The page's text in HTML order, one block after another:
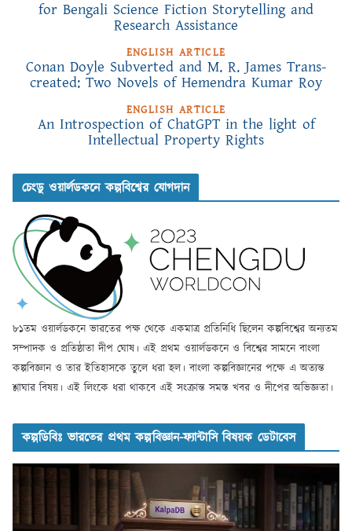
for Bengali Science Fiction Storytelling and
Research Assistance
ENGLISH ARTICLE
Conan Doyle Subverted and M. R. James Trans-
created: Two Novels of Hemendra Kumar Roy
ENGLISH ARTICLE
An Introspection of ChatGPT in the light of
Intellectual Property Rights
চেংডু ওয়ার্লডকনে কল্পবিশ্বের যোগদান
৮১তম ওয়ার্লডকনে ভারতের পক্ষ থেকে একমাত্র প্রতিনিধি ছিলেন কল্পবিশ্বের অন্যতম
সম্পাদক ও প্রতিষ্ঠাতা দীপ ঘোষ। এই প্রথম ওয়ার্লডকনে ও বিশ্বের সামনে বাংলা
কল্পবিজ্ঞান ও তার ইতিহাসকে তুলে ধরা হল। বাংলা কল্পবিজ্ঞানের পক্ষে এ অত্যন্ত
শ্লাঘার বিষয়। এই লিংকে ধরা থাকবে এই সংক্রান্ত সমস্ত খবর ও দীপের অভিজ্ঞতা।
কল্পডিবিঃ ভারতের প্রথম কল্পবিজ্ঞান-ফ্যান্টাসি বিষয়ক ডেটাবেস